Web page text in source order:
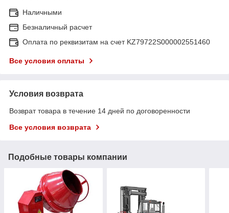
Наличными
Безналичный расчет
Оплата по реквизитам на счет KZ79722S000002551460
Все условия оплаты
Условия возврата
Возврат товара в течение 14 дней по договоренности
Все условия возврата
Подобные товары компании